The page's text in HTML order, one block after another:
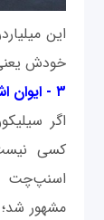
این
خودش
۳ - ایوان اشپیگل: فراری
اگر
کسی
اسنپ‌چت
مشهور شد؛